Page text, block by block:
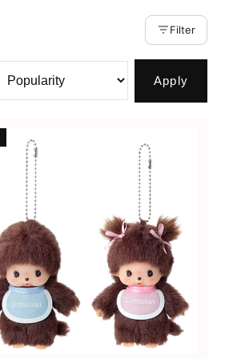
Filter
Apply